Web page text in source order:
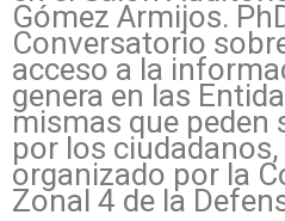
Gómez Armijos.
Conversatorio
acceso a la
genera en las
mismas que peden
por los
organizado por la
Zonal 4 de la